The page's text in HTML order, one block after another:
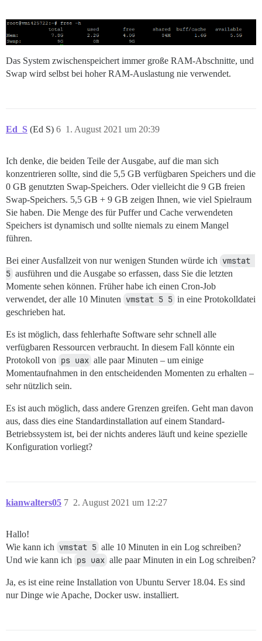
Das System zwischenspeichert immer große RAM-Abschnitte, und
Swap wird selbst bei hoher RAM-Auslastung nie verwendet.
Ed_S (Ed S) 1. August 2021 um 20:39
6
Ich denke, die beiden Teile der Ausgabe, auf die man sich
konzentrieren sollte, sind die 5,5 GB verfügbaren Speichers und die
0 GB genutzten Swap-Speichers. Oder vielleicht die 9 GB freien
Swap-Speichers. 5,5 GB + 9 GB zeigen Ihnen, wie viel Spielraum
Sie haben. Die Menge des für Puffer und Cache verwendeten
Speichers ist dynamisch und sollte niemals zu einem Mangel
führen.
Bei einer Ausfallzeit von nur wenigen Stunden würde ich vmstat
5 ausführen und die Ausgabe so erfassen, dass Sie die letzten
Momente sehen können. Früher habe ich einen Cron-Job
verwendet, der alle 10 Minuten vmstat 5 5 in eine Protokolldatei
geschrieben hat.
Es ist möglich, dass fehlerhafte Software sehr schnell alle
verfügbaren Ressourcen verbraucht. In diesem Fall könnte ein
Protokoll von ps uax alle paar Minuten – um einige
Momentaufnahmen in den entscheidenden Momenten zu erhalten –
sehr nützlich sein.
Es ist auch möglich, dass andere Grenzen greifen. Geht man davon
aus, dass dies eine Standardinstallation auf einem Standard-
Betriebssystem ist, bei der nichts anderes läuft und keine spezielle
Konfiguration vorliegt?
kianwalters05 2. August 2021 um 12:27
7
Hallo!
Wie kann ich vmstat 5 alle 10 Minuten in ein Log schreiben?
Und wie kann ich ps uax alle paar Minuten in ein Log schreiben?
Ja, es ist eine reine Installation von Ubuntu Server 18.04. Es sind
nur Dinge wie Apache, Docker usw. installiert.